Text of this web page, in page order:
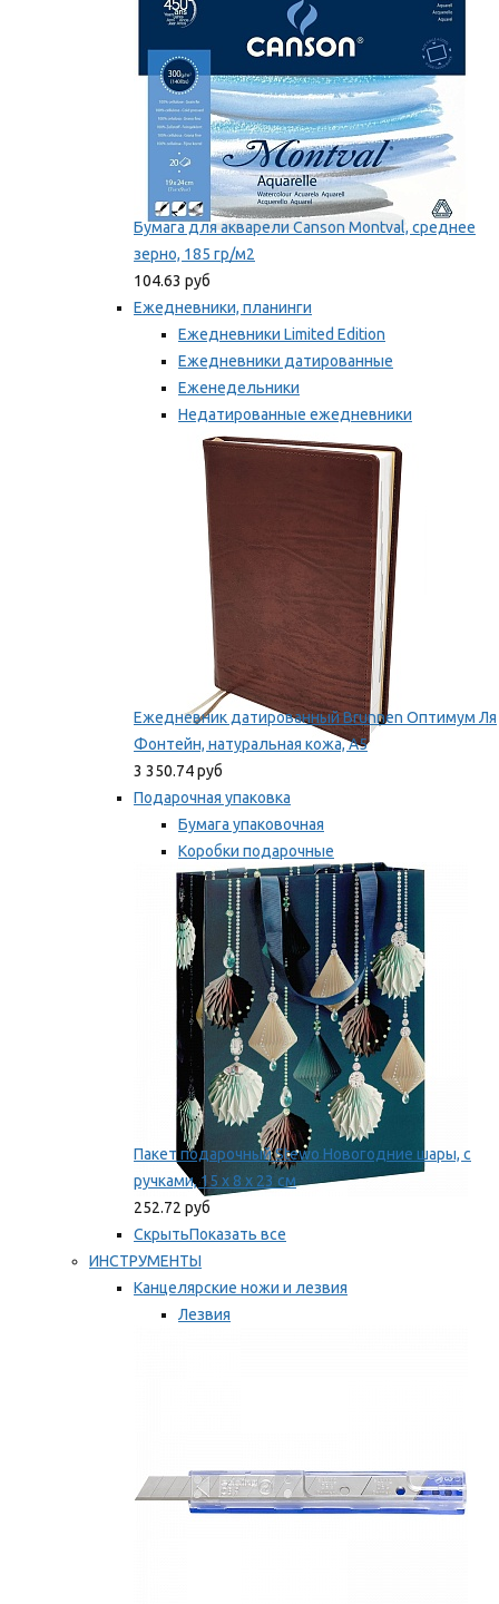
Бумага для акварели Canson Montval, среднее
зерно, 185 гр/м2
104.63 руб
Ежедневники, планинги
Ежедневники Limited Edition
Ежедневники датированные
Еженедельники
Недатированные ежедневники
Планинги
Мы рекомендуем
Ежедневник датированный Brunnen Оптимум Ля
Фонтейн, натуральная кожа, А5
3 350.74 руб
Подарочная упаковка
Бумага упаковочная
Коробки подарочные
Ленты, бобины
Мы рекомендуем
Пакет подарочный Stewo Новогодние шары, с
ручками, 15 х 8 х 23 см
252.72 руб
СкрытьПоказать все
ИНСТРУМЕНТЫ
Канцелярские ножи и лезвия
Лезвия